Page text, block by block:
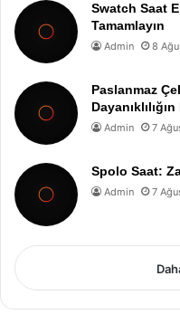
Swatch Saat
Tamamlayın
Admin 8
Paslanmaz
Admin 7
Spolo Saat:
Admin 7